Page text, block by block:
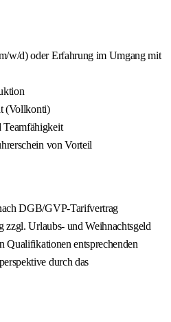
w/d) oder Erfahrung im Umgang mit
(Vollkonti)
Teamfähigkeit
von Vorteil
DGB/GVP-Tarifvertrag
zzgl. Urlaubs- und Weihnachtsgeld
Qualifikationen entsprechenden
durch das